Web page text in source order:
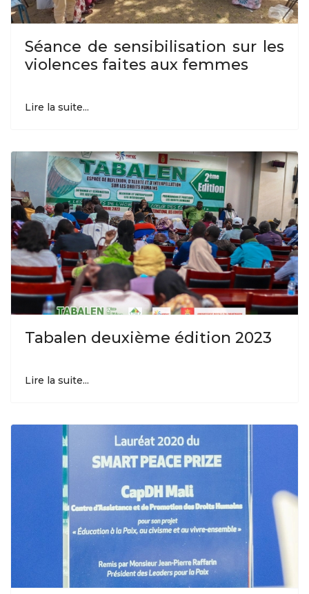
Séance de sensibilisation sur les
violences faites aux femmes
Lire la suite...
Tabalen deuxième édition 2023
Lire la suite...